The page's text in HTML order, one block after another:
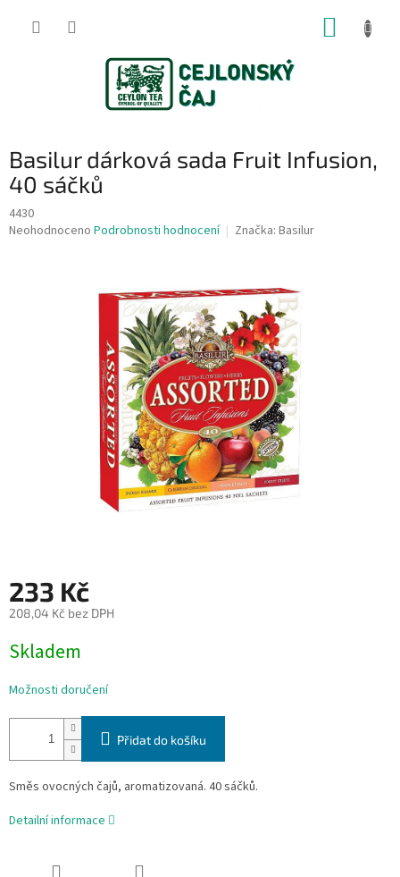
Basilur dárková sada Fruit Infusion,
40 sáčků
4430
Průměrné
Neohodnoceno Podrobnosti hodnocení Značka: Basilur
233 Kč
208,04 Kč bez DPH
cena:
Skladem
Možnosti doručení
Přidat do košíku
Směs ovocných čajů, aromatizovaná. 40 sáčků.
Detailní informace